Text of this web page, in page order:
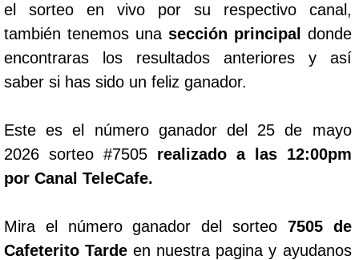
el sorteo en vivo por su respectivo canal,
también tenemos una sección principal donde
encontraras los resultados anteriores y así
saber si has sido un feliz ganador.
Este es el número ganador del 25 de mayo
2026 sorteo #7505 realizado a las 12:00pm
por Canal TeleCafe.
Mira el número ganador del sorteo 7505 de
Cafeterito Tarde en nuestra pagina y ayudanos